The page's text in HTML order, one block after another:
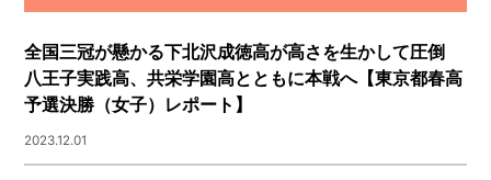
全国三冠が懸かる下北沢成徳高が高さを生かして圧倒
八王子実践高、共栄学園高とともに本戦へ【東京都春高
予選決勝（女子）レポート】
2023.12.01